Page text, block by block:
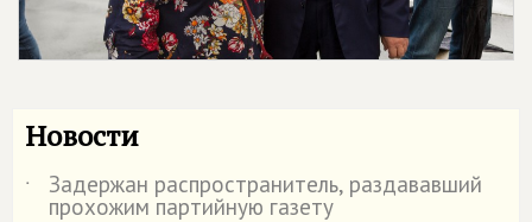
Новости
˙ Задержан распространитель, раздававший
прохожим партийную газету